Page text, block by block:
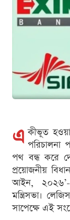
এ কীভূত
পরিচালনা
পথ বন্ধ করে
প্রয়োজনীয়
আইন, ২০২৬’-
মন্ত্রিসভা।
সাপেক্ষে এই